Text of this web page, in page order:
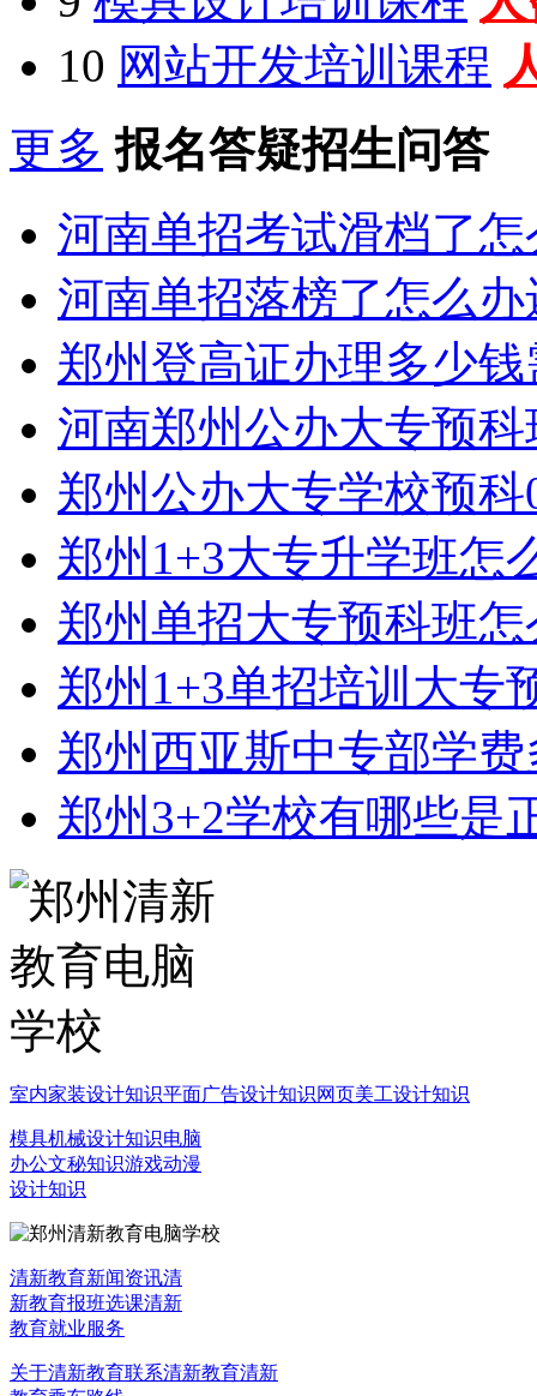
10 网站开发培训课程
更多 报名答疑招生问答
河南单招考试滑档了
河南单招落榜了怎么
郑州登高证办理多少
河南郑州公办大专预
郑州公办大专学校预
郑州1+3大专升学班怎
郑州单招大专预科班
郑州1+3单招培训大专
郑州西亚斯中专部学
郑州3+2学校有哪些是
室内家装设计知识平面广告设计知识网页美工设计知识
模具机械设计知识电脑
办公文秘知识游戏动漫
设计知识
清新教育新闻资讯清
新教育报班选课清新
教育就业服务
关于清新教育联系清新教育清新